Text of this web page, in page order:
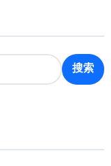
搜索